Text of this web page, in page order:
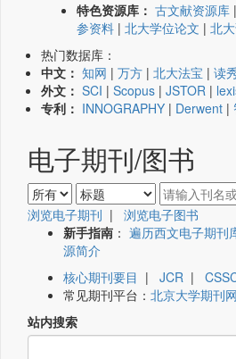
特色资源库： 古文献资源库 |
参资料 | 北大学位论文 | 北
热门数据库：
中文： 知网 | 万方 | 北大法宝 | 读
外文： SCI | Scopus | JSTOR |
专利： INNOGRAPHY | Derwent |
电子期刊/图书
浏览电子期刊 | 浏览电子图书
新手指南 ： 遍历西文电子期刊
源简介
核心期刊要目 | JCR |
常见期刊平台： 北京大学期刊网
站内搜索